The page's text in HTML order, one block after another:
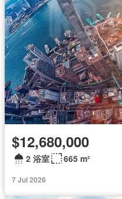
$12,680,000
2 浴室 665 m²
7 Jul 2026